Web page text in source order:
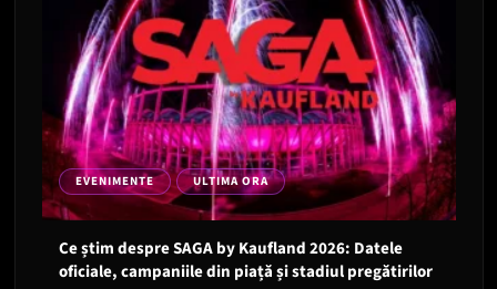
EVENIMENTE ULTIMA ORA
Ce știm despre SAGA by Kaufland 2026: Datele
oficiale, campaniile din piață și stadiul pregătirilor